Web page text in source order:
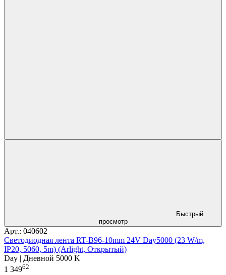
Быстрый
просмотр
Арт.: 040602
Светодиодная лента RT-B96-10mm 24V Day5000 (23 W/m,
IP20, 5060, 5m) (Arlight, Открытый)
Day | Дневной 5000 K
1 34962